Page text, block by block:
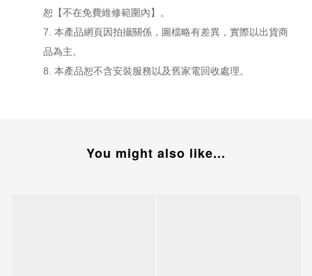
恕【不在免費維修範圍內】。
7. 本產品網頁因拍攝關係，圖檔略有差異，實際以出貨商
品為主。
8. 本產品恕不含安裝服務以及舊家電回收處理。
You might also like...